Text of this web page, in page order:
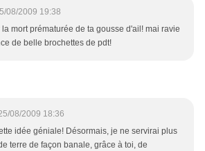
08/2009 19:38
mort prématurée de ta gousse d'ail! mai ravie
de belle brochettes de pdt!
08/2009 18:36
idée géniale! Désormais, je ne servirai plus
terre de façon banale, grâce à toi, de